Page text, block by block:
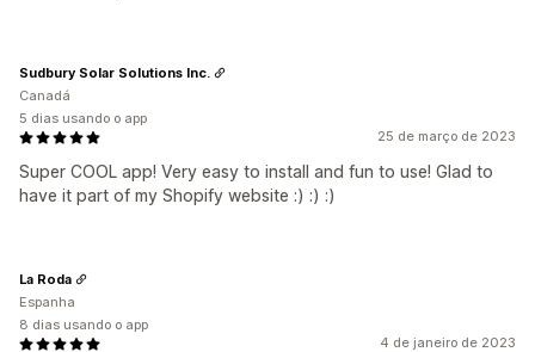
25 de março de 2023
Super COOL app! Very easy to install and fun to use! Glad to
have it part of my Shopify website :) :) :)
Sudbury Solar Solutions Inc.
Canadá
5 dias usando o app
4 de janeiro de 2023
La Roda
Espanha
8 dias usando o app